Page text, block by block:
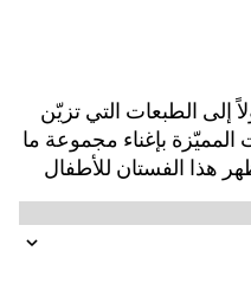
إلى الطبعات التي تزيّن
بإغناء مجموعة ما
يظهر هذا الفستان للأطفال
بقماش جيرسي قابل للتمدد مع تطريز شعار GG على
القماش المضلّع.